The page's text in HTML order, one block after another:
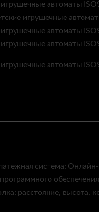
система:
обеспечения
расстояние, высота,